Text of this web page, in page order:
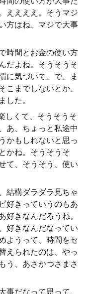
ええええ。そうマジ
方はね、マジで大事
時間とお金の使い方
だよね。そうそうそ
に気づいて、で、ま
こまでしないとか、
した。
しくて、そうそうそ
あ、ちょっと私途中
かもしれないと思っ
かね。そうそうそ
て、そうそう、使い
結構ダラダラ見ちゃ
好きっていうのもあ
好きなんだろうね。
好きなんだなってい
ようって、時間をセ
えられたのは、やっ
う、あさかつさまさ
事だなって思って、